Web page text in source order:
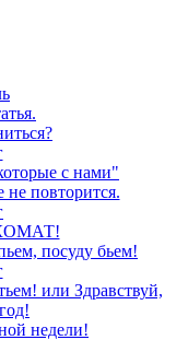
с нами"
повторится.
посуду бьем!
или Здравствуй,
недели!